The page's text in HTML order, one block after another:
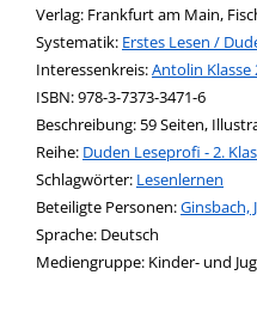
Verlag: Frankfurt am Main,
opens in new tab
Diesen Link in neuem Tab
Systematik: Suche nach dieser
Erstes Lesen /
Interessenkreis:Suche nach
Antolin Klasse
ISBN:978-3-7373-3471-6
Beschreibung: 59 Seiten,
Reihe: Duden Leseprofi - 2.
Schlagwörter: Lesenlernen
Beteiligte Personen:Suche
Ginsbach,
Sprache: Deutsch
Mediengruppe: Kinder- und